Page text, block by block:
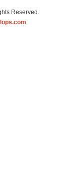
Reserved.